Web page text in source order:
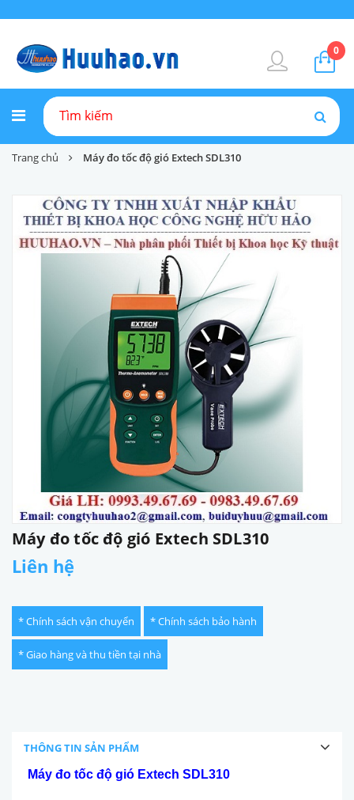
0
Trang chủ Máy đo tốc độ gió Extech SDL310
Máy đo tốc độ gió Extech SDL310
Liên hệ
* Chính sách vận chuyển * Chính sách bảo hành
* Giao hàng và thu tiền tại nhà
THÔNG TIN SẢN PHẨM
Máy đo tốc độ gió Extech SDL310